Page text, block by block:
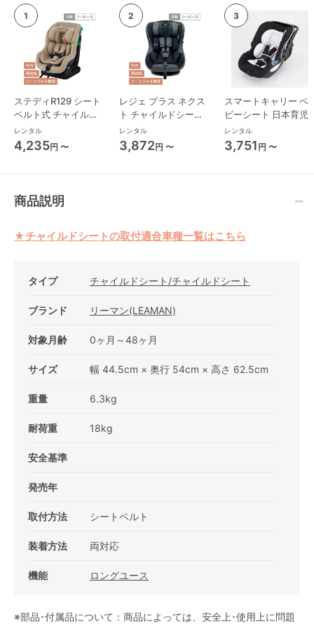
ステディR129 シート
ベルト式 チャイルド
シート ジョイー(joie)
レンタル
4,235円 〜
レジェ プラス ネクス
ト チャイルドシート
西松屋
レンタル
3,872円 〜
スマートキャリー ベ
ビーシート 日本育児
レンタル
3,751 円 〜
商品説明
★チャイルドシートの取付適合車種一覧はこちら
タイプ チャイルドシート/チャイルドシート
ブランド リーマン(LEAMAN)
対象月齢 0ヶ月～48ヶ月
サイズ 幅 44.5cm × 奥行 54cm × 高さ 62.5cm
重量 6.3kg
耐荷重 18kg
安全基準
発売年
取付方法 シートベルト
装着方法 両対応
機能 ロングユース
※部品･付属品について：商品によっては、安全上･使用上に問題